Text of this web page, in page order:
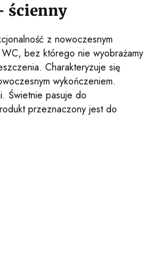
ścienny
z nowoczesnym
bez którego nie wyobrażamy
Charakteryzuje się
wykończeniem.
Świetnie pasuje do
przeznaczony jest do